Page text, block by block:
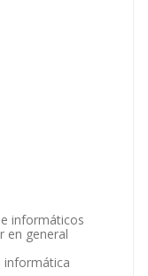
informáticos
en general
informática